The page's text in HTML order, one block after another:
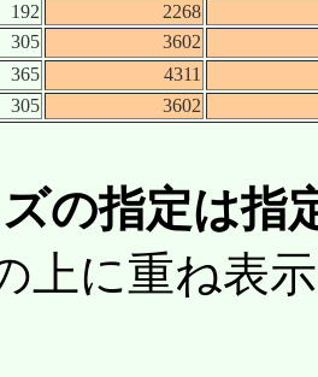
192
2268
305
3602
365
4311
305 3602
ズの指定は指
上に重ね表